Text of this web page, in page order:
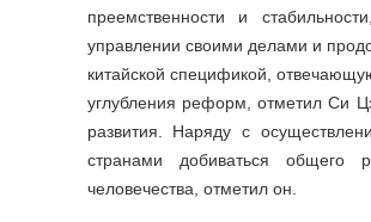
преемственности и
управлении своими делами и
китайской спецификой,
углубления реформ, отметил Си
развития. Наряду с
странами добиваться общего
человечества, отметил он.